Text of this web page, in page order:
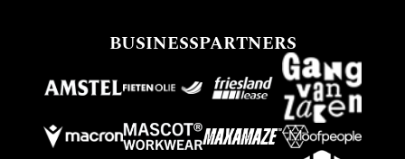
BUSINESSPARTNERS